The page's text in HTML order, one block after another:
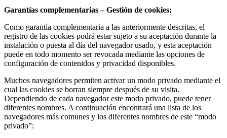
Garantías complementarias – Gestión de cookies:
Como garantía complementaria a las anteriormente descritas, el
registro de las cookies podrá estar sujeto a su aceptación durante la
instalación o puesta al día del navegador usado, y esta aceptación
puede en todo momento ser revocada mediante las opciones de
configuración de contenidos y privacidad disponibles.
Muchos navegadores permiten activar un modo privado mediante el
cual las cookies se borran siempre después de su visita.
Dependiendo de cada navegador este modo privado, puede tener
diferentes nombres. A continuación encontrará una lista de los
navegadores más comunes y los diferentes nombres de este “modo
privado”: